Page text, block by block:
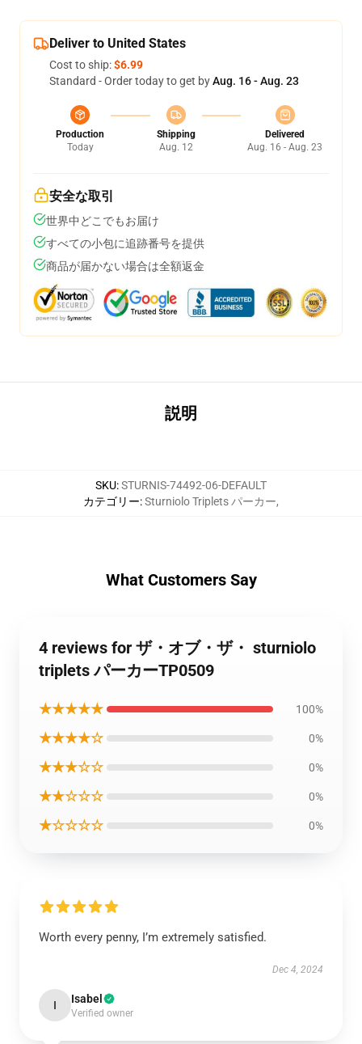
Deliver to United States
Cost to ship:$6.99
Standard - Order today to get byAug. 16 - Aug. 23
Production
Today
Shipping
Aug. 12
Delivered
Aug. 16 - Aug. 23
安全な取引
世界中どこでもお届け
すべての小包に追跡番号を提供
商品が届かない場合は全額返金
説明
SKU:STURNIS-74492-06-DEFAULT
カテゴリー:Sturniolo Triplets パーカー,
What Customers Say
4 reviews for ザ・オブ・ザ・ sturniolo
triplets パーカーTP0509
★★★★★ 100%
★★★★☆ 0%
★★★☆☆ 0%
★★☆☆☆ 0%
★☆☆☆☆ 0%
Worth every penny, I’m extremely satisfied.
Dec 4, 2024
I Isabel
Verified owner